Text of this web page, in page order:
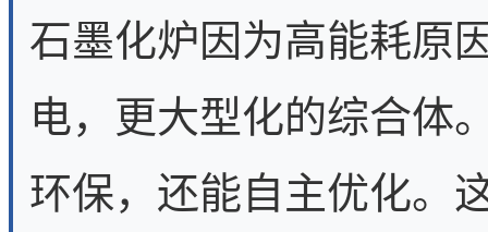
石墨化炉因为高能耗原
电，更大型化的综合体
环保，还能自主优化。